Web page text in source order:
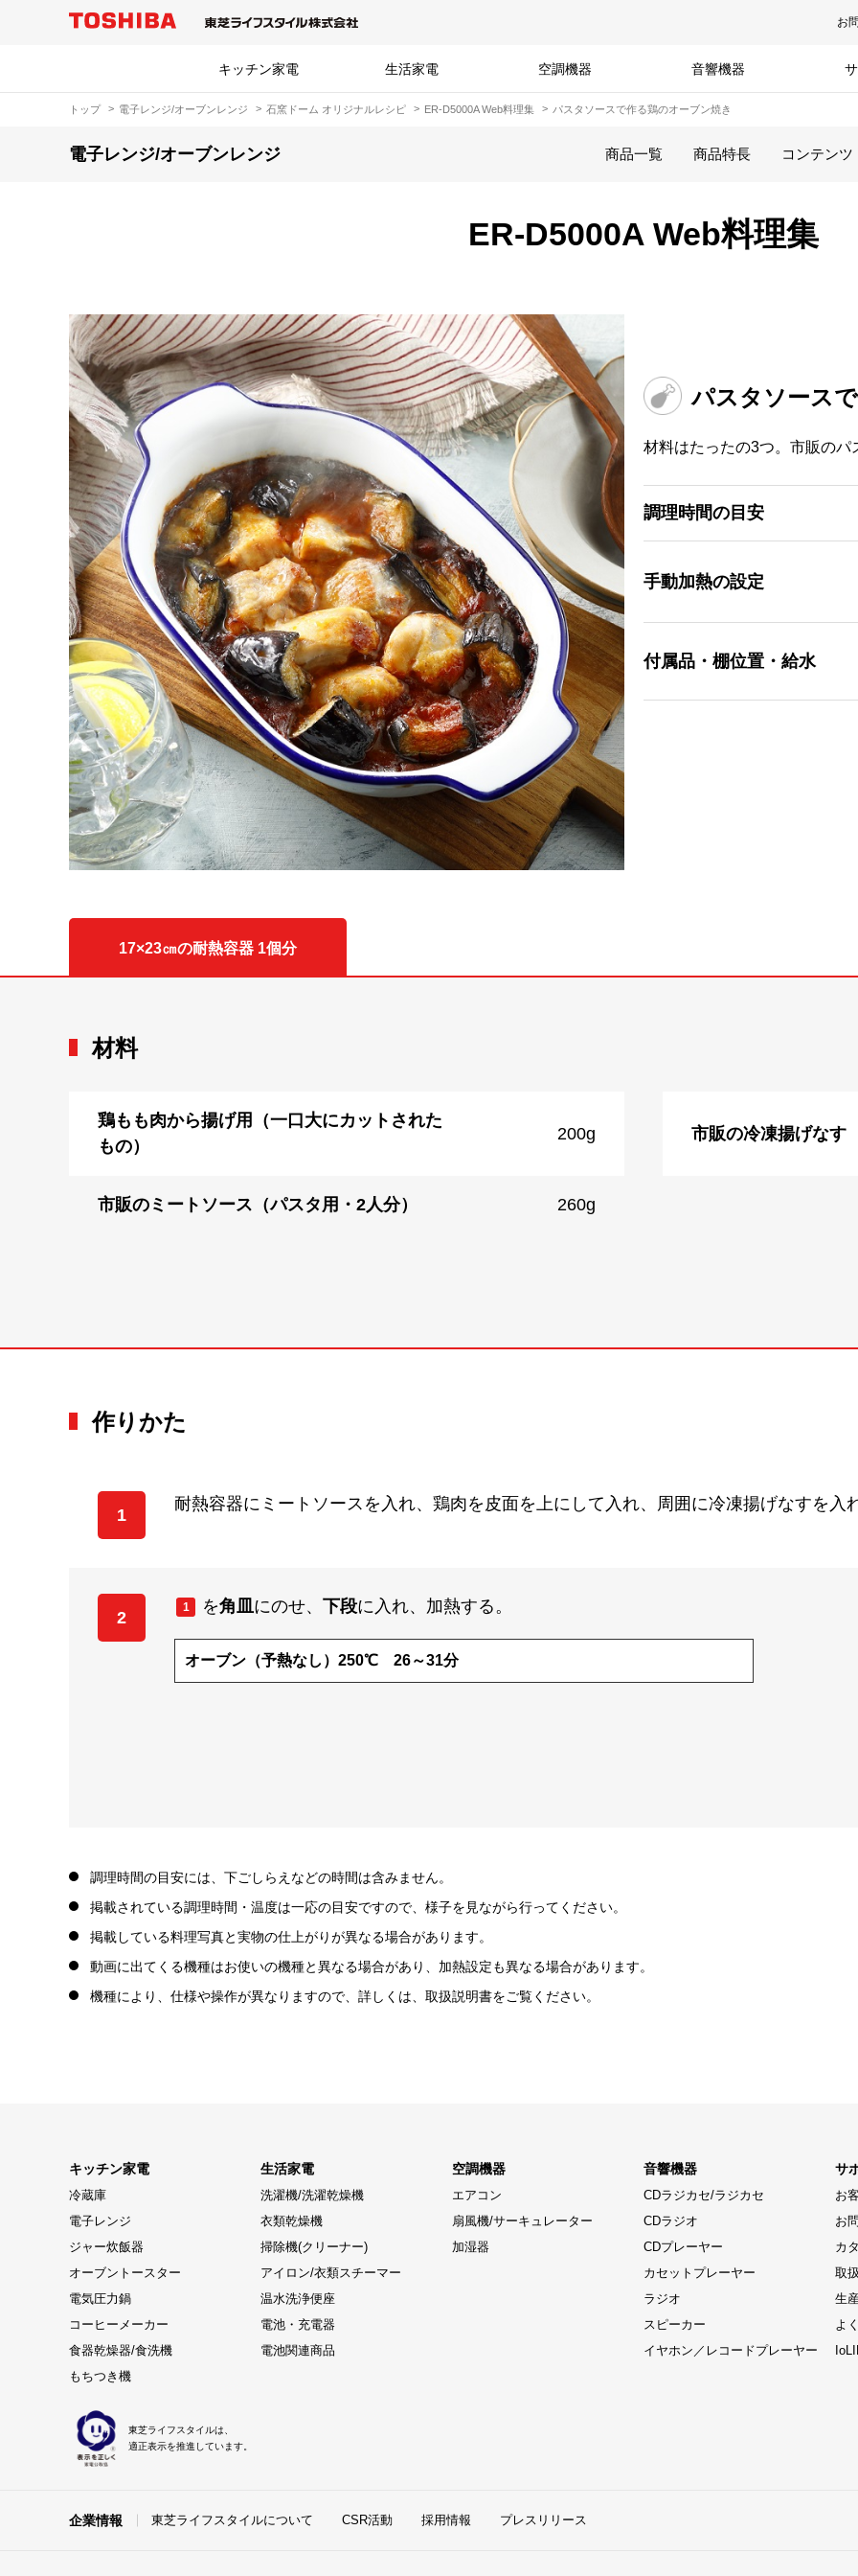
お
キッチン家電 生活家電 空調機器 音響機器
トップ 電子レンジ/オーブンレンジ 石窯ドーム オリジナルレシピ ER-D5000A Web料理集 パスタソースで作る鶏のオーブン焼き
電子レンジ/オーブンレンジ 商品一覧 商品特長 コンテンツ
ER-D5000A Web料理集
パスタソース
材料はたったの3つ。市販の
調理時間の目安
手動加熱の設定
付属品・棚位置・給水
17×23㎝の耐熱容器 1個分
材料
鶏もも肉から揚げ用（一口大にカットされた
もの）
200g 市販の冷凍揚げなす
市販のミートソース（パスタ用・2人分） 260g
作りかた
1
耐熱容器にミートソースを入れ、鶏肉を皮面を上にして入れ、周囲に冷凍揚げなすを入
2
1 を角皿にのせ、 下段に入れ、加熱する。
オーブン（予熱なし）250℃ 26～31分
調理時間の目安には、下ごしらえなどの時間は含みません。
掲載されている調理時間・温度は一応の目安ですので、様子を見ながら行ってください。
掲載している料理写真と実物の仕上がりが異なる場合があります。
動画に出てくる機種はお使いの機種と異なる場合があり、加熱設定も異なる場合があります。
機種により、仕様や操作が異なりますので、詳しくは、取扱説明書をご覧ください。
キッチン家電
冷蔵庫
電子レンジ
ジャー炊飯器
オーブントースター
電気圧力鍋
コーヒーメーカー
食器乾燥器/食洗機
もちつき機
生活家電
洗濯機/洗濯乾燥機
衣類乾燥機
掃除機(クリーナー)
アイロン/衣類スチーマー
温水洗浄便座
電池・充電器
電池関連商品
空調機器
エアコン
扇風機/サーキュレーター
加湿器
音響機器
CDラジカセ/ラジカセ
CDラジオ
CDプレーヤー
カセットプレーヤー
ラジオ
スピーカー
イヤホン／レコードプレーヤー
サ
お
お
カ
取
生
よ
東芝ライフスタイルは、
適正表示を推進しています。
企業情報 東芝ライフスタイルについて CSR活動 採用情報 プレスリリース